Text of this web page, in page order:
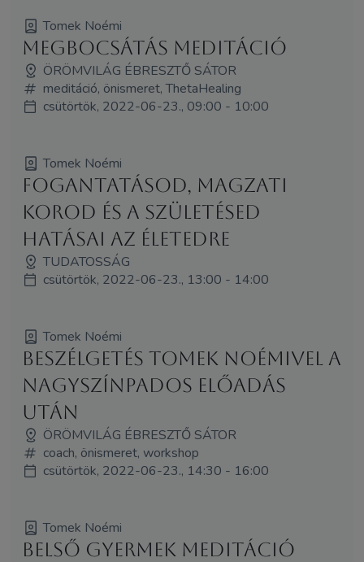
Tomek Noémi
Megbocsátás meditáció
ÖRÖMVILÁG ÉBRESZTŐ SÁTOR
meditáció, önismeret, ThetaHealing
csütörtök, 2022-06-23., 09:00 - 10:00
Tomek Noémi
Fogantatásod, magzati
korod és a születésed
hatásai az életedre
TUDATOSSÁG
csütörtök, 2022-06-23., 13:00 - 14:00
Tomek Noémi
Beszélgetés Tomek Noémivel a
nagyszínpados előadás
után
ÖRÖMVILÁG ÉBRESZTŐ SÁTOR
coach, önismeret, workshop
csütörtök, 2022-06-23., 14:30 - 16:00
Tomek Noémi
Belső gyermek meditáció